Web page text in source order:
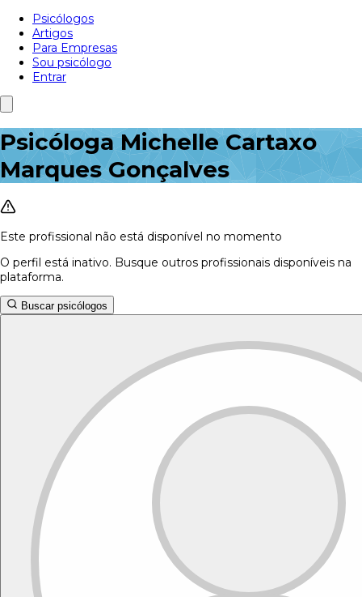
Psicólogos
Artigos
Para Empresas
Sou psicólogo
Entrar
Psicóloga Michelle Cartaxo
Marques Gonçalves
Este profissional não está disponível no momento
O perfil está inativo. Busque outros profissionais disponíveis na
plataforma.
Buscar psicólogos